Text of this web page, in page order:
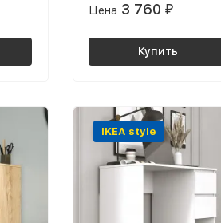
Цена 3 760 ₽
Купить
IKEA style